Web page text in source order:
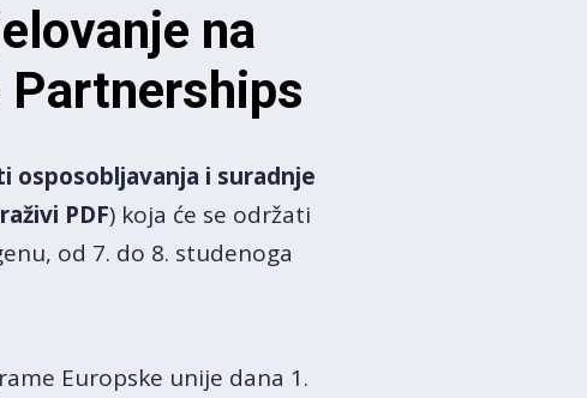
na
Partnerships
osposobljavanja i suradnje
PDF) koja će se održati
od 7. do 8. studenoga
Europske unije dana 1.